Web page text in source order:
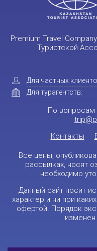
Premium Travel
Туристской
Для частных
Для турагентств:
По вопросам
Контакты
Все цены,
рассылках, носят
необходимо
Данный сайт носит
характер и ни при
офертой. Порядок
изменен